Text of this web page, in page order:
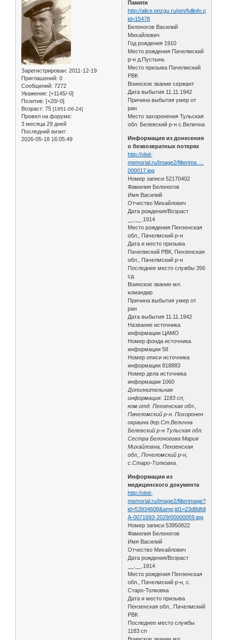
Зарегистрирован: 2011-12-19
Приглашений: 0
Сообщений: 7272
Уважение: [+1145/-0]
Позитив: [+20/-0]
Возраст: 75 [1951-06-24]
Провел на форуме:
3 месяца 29 дней
Последний визит:
2026-05-18 16:05:49
Памяти
http://alice.pnzgu.ru/pm/fullinfo.php?
id=15478
Белоногов Василий
Михайлович
Год рождения 1910
Место рождения Пачелмский
р-н д.Пустынь
Место призыва Пачелмский
РВК
Воинское звание сержант
Дата выбытия 11.11.1942
Причина выбытия умер от
ран
Место захоронения Тульская
обл. Белевский р-н с.Велична
Информация из донесения
о безвозвратных потерях
http://obd-
memorial.ru/Image2/filterima …
000017.jpg
Номер записи 52170402
Фамилия Белоногов
Имя Василий
Отчество Михайлович
Дата рождения/Возраст
__.__.1914
Место рождения Пензенская
обл., Пачелмский р-н
Дата и место призыва
Пачелмский РВК, Пензенская
обл., Пачелмский р-н
Последнее место службы 356
сд
Воинское звание мл.
командир
Причина выбытия умер от
ран
Дата выбытия 11.11.1942
Название источника
информации ЦАМО
Номер фонда источника
информации 58
Номер описи источника
информации 818883
Номер дела источника
информации 1060
Дополнительная
информация: 1183 сп,
ком.отд. Пензенская обл.,
Пачеломский р-н. Похоронен
окраина дер.Ст.Велична
Белевский р-н Тульская обл.
Сестра Белоногова Мария
Михайловна, Пензенская
обл., Почеломский р-н,
с.Старо-Толковка.
Информация из
медицинского документа
http://obd-
memorial.ru/Image2/filterimage?
А-0071693-2029/00000059.jpg
Номер записи 53950822
Фамилия Белоногов
Имя Василий
Отчество Михайлович
Дата рождения/Возраст
__.__.1914
Место рождения Пензенская
обл., Пачелмский р-н, с.
Старо-Толковка
Дата и место призыва
Пензенская обл., Пачелмский
РВК
Последнее место службы
1183 сп